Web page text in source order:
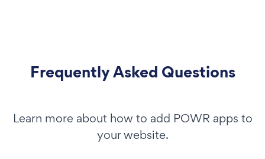
Frequently Asked Questions
Learn more about how to add POWR apps to
your website.